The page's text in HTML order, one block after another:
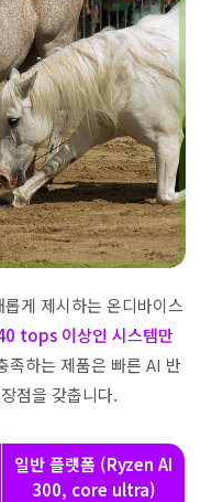
게 제시하는 온디바이스
tops 이상인 시스템만
족하는 제품은 빠른 AI 반
점을 갖춥니다.
일반 플랫폼 (Ryzen AI
300, core ultra)